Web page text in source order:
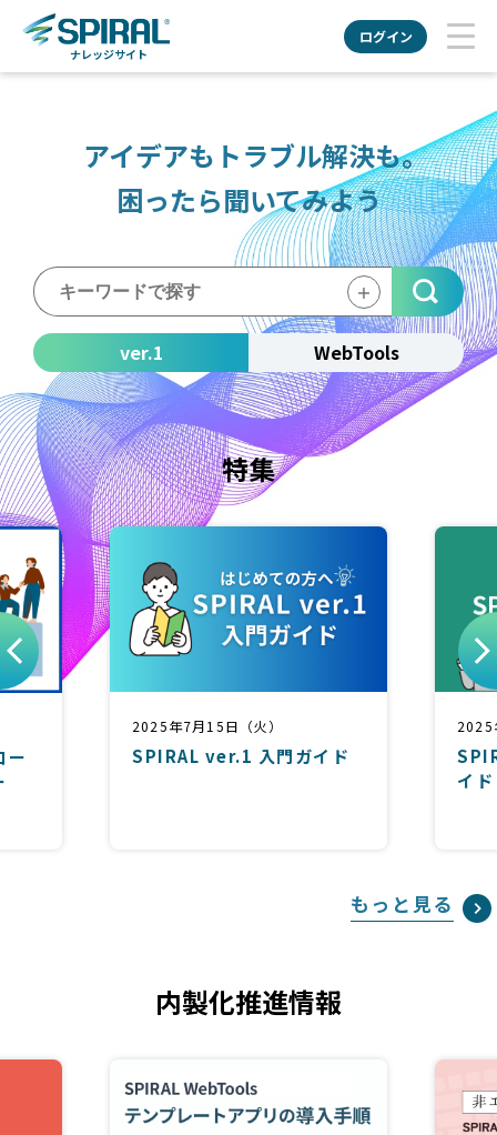
ナレッジサイト
ログイン
アイデアもトラブル解決も。
困ったら聞いてみよう
ver.1 WebTools
＋
特集
ー
2025年7月15日（火）
SPIRAL ver.1 入門ガイド
2025
イド
もっと見る
内製化推進情報